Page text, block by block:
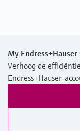
My Endress+Hauser
Verhoog de
Endress+Hauser-